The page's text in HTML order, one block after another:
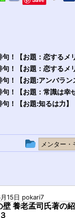
！【お題：恋するメ
！【お題：恋するメ
！【お題:アンバラン
！【お題：常識は幸
！【お題:知るは力】
投
ー
メンター
15日 pokari7
壁 養老孟司氏著の